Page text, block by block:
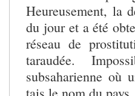
Heureusement, la
du jour et a été
réseau de
taraudée.
subsaharienne où